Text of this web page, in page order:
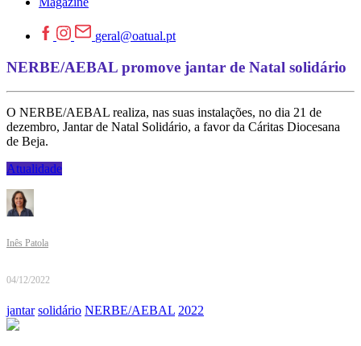
geral@oatual.pt
NERBE/AEBAL promove jantar de Natal solidário
O NERBE/AEBAL realiza, nas suas instalações, no dia 21 de
dezembro, Jantar de Natal Solidário, a favor da Cáritas Diocesana
de Beja.
Atualidade
Inês Patola
04/12/2022
jantar solidário NERBE/AEBAL 2022